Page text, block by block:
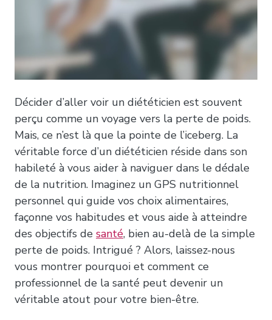
Décider d’aller voir un diététicien est souvent
perçu comme un voyage vers la perte de poids.
Mais, ce n’est là que la pointe de l’iceberg. La
véritable force d’un diététicien réside dans son
habileté à vous aider à naviguer dans le dédale
de la nutrition. Imaginez un GPS nutritionnel
personnel qui guide vos choix alimentaires,
façonne vos habitudes et vous aide à atteindre
des objectifs de santé, bien au-delà de la simple
perte de poids. Intrigué ? Alors, laissez-nous
vous montrer pourquoi et comment ce
professionnel de la santé peut devenir un
véritable atout pour votre bien-être.